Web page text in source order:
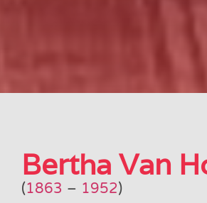
Bertha Van
(1863 – 1952)